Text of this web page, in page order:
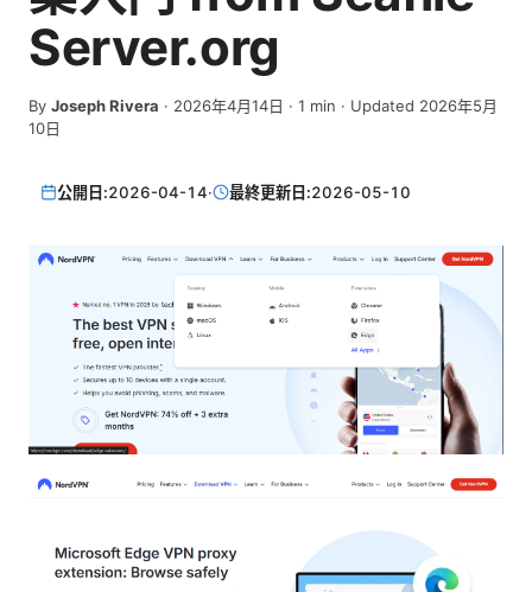
Server.org
By Joseph Rivera · 2026年4月14日 · 1 min · Updated 2026年5月
10日
公開日:2026-04-14· 最終更新日:2026-05-10